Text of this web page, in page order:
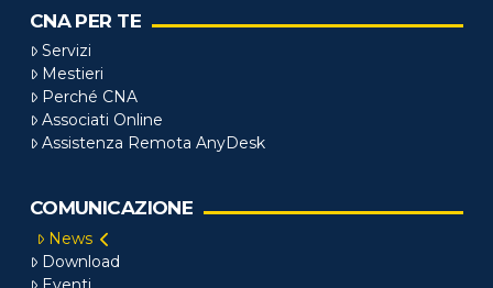
CNA PER TE
Servizi
Mestieri
Perché CNA
Associati Online
Assistenza Remota AnyDesk
COMUNICAZIONE
News
Download